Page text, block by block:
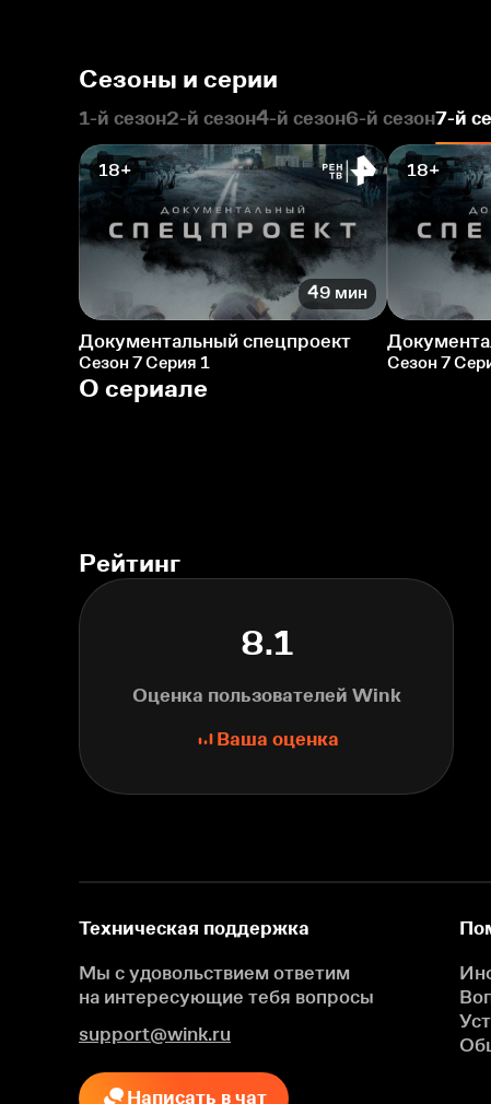
Сезоны и серии
1-й сезон2-й сезон4-й сезон6-й сезон7-й
18+
49 мин
Документальный спецпроект
Сезон 7 Серия 1
18+
Сезон 7
О сериале
Рейтинг
8.1
Оценка пользователей Wink
Ваша оценка
Техническая поддержка
Мы с удовольствием ответим
на интересующие тебя вопросы
support@wink.ru
Написать в чат